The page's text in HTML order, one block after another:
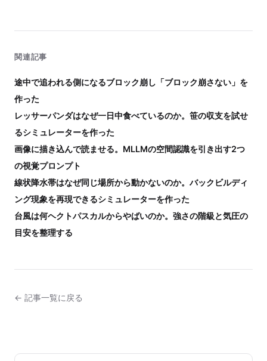
関連記事
途中で追われる側になるブロック崩し「ブロック崩さない」を
作った
レッサーパンダはなぜ一日中食べているのか。笹の収支を試せ
るシミュレーターを作った
画像に描き込んで読ませる。MLLMの空間認識を引き出す2つ
の視覚プロンプト
線状降水帯はなぜ同じ場所から動かないのか。バックビルディ
ング現象を再現できるシミュレーターを作った
台風は何ヘクトパスカルからやばいのか。強さの階級と気圧の
目安を整理する
← 記事一覧に戻る